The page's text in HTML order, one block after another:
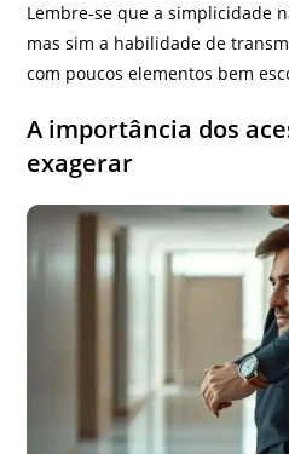
Lembre-se que a simplicidade
mas sim a habilidade de
com poucos elementos bem
A importância dos
exagerar